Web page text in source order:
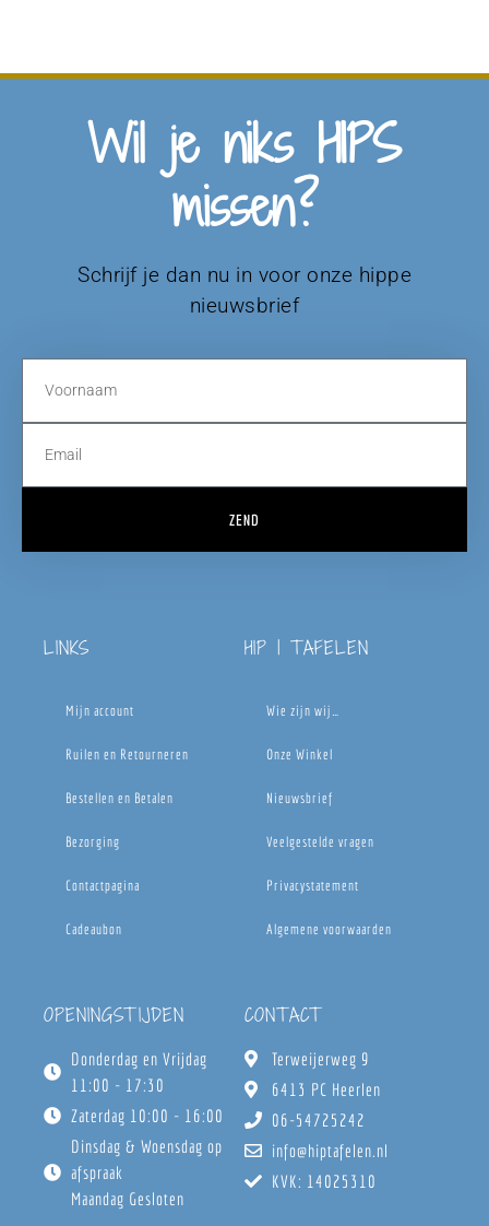
Wil je niks HIPS
missen?
Schrijf je dan nu in voor onze hippe
nieuwsbrief
ZEND
LINKS
Mijn account
Ruilen en Retourneren
Bestellen en Betalen
Bezorging
Contactpagina
Cadeaubon
HIP | TAFELEN
Wie zijn wij…
Onze Winkel
Nieuwsbrief
Veelgestelde vragen
Privacystatement
Algemene voorwaarden
OPENINGSTIJDEN
Donderdag en Vrijdag
11:00 - 17:30
Zaterdag 10:00 - 16:00
Dinsdag & Woensdag op
afspraak
Maandag Gesloten
CONTACT
Terweijerweg 9
6413 PC Heerlen
06-54725242
info@hiptafelen.nl
KVK: 14025310